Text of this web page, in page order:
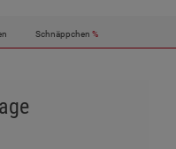
Schnäppchen %